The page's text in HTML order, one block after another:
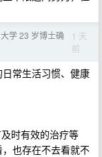
学 23 岁博士确
1 天
前
常生活习惯、健康
时有效的治疗等
也存在不去看就不